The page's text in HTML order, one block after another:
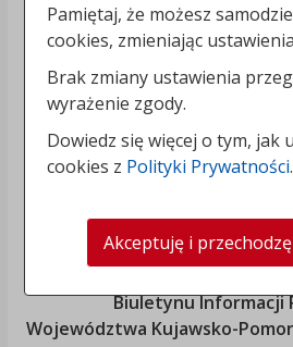
Biuletynu Informacji
Województwa Kujawsko-
Pamiętaj, że możesz
cookies, zmieniając
Brak zmiany ustawienia
wyrażenie zgody.
Dowiedz się więcej o tym, jak
cookies z Polityki Prywatności.
Akceptuję i